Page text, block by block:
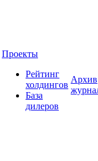
Проекты
Рейтинг
холдингов
База
дилеров
Архив